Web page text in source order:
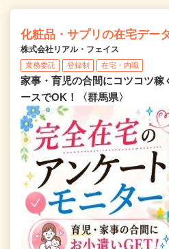
化粧品・サプリの在宅デー
株式会社リアル・フェイス
業務委託 登録制 在宅・内職
家事・育児の合間にコツコツ稼
ースでOK！〈群馬県〉